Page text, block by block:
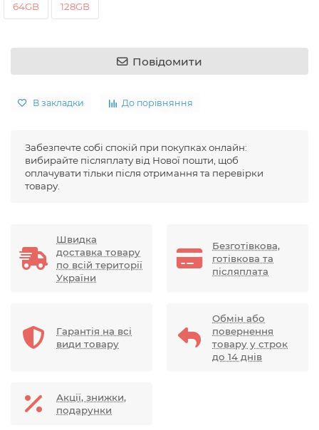
64GB 128GB
Повідомити
В закладки До порівняння
Забезпечте собі спокій при покупках онлайн:
вибирайте післяплату від Нової пошти, щоб
оплачувати тільки після отримання та перевірки
товару.
Швидка
доставка товару
по всій території
України
Безготівкова,
готівкова та
післяплата
Гарантія на всі
види товару
Обмін або
повернення
товару у строк
до 14 днів
Акції, знижки,
подарунки